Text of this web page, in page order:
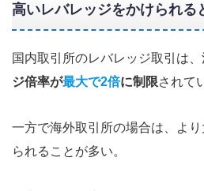
高いレバレッジをかけられる
国内取引所のレバレッジ取引は、
ジ倍率が最大で2倍に制限されて
一方で海外取引所の場合は、よ
られることが多い。